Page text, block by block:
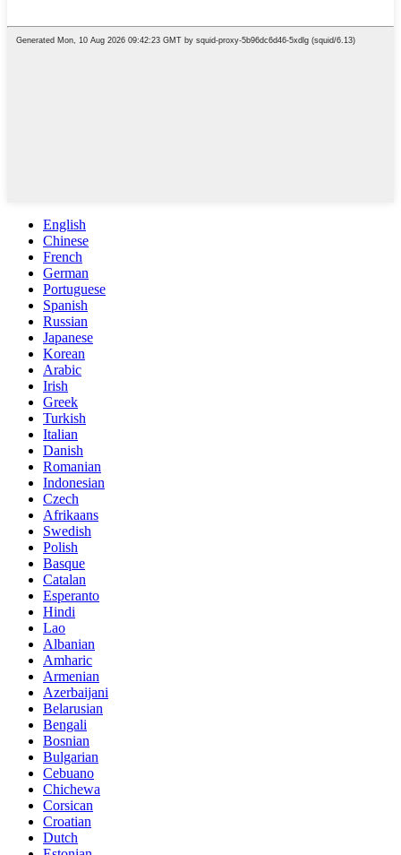
English
Chinese
French
German
Portuguese
Spanish
Russian
Japanese
Korean
Arabic
Irish
Greek
Turkish
Italian
Danish
Romanian
Indonesian
Czech
Afrikaans
Swedish
Polish
Basque
Catalan
Esperanto
Hindi
Lao
Albanian
Amharic
Armenian
Azerbaijani
Belarusian
Bengali
Bosnian
Bulgarian
Cebuano
Chichewa
Corsican
Croatian
Dutch